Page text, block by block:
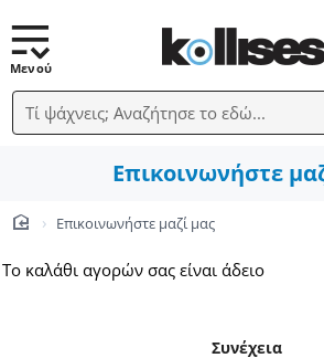
Τί ψάχνεις; Αναζήτησε το εδώ...
Επικοινωνήστε
Επικοινωνήστε μαζί μας
Το καλάθι αγορών σας είναι άδειο
Συνέχεια